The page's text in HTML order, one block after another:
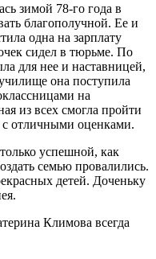
зимой 78-го года в
благополучной. Ее и
одна на зарплату
сидел в тюрьме. По
для нее и наставницей,
она поступила
на
из всех смогла пройти
с отличными оценками.
успешной, как
семью провалились.
детей. Доченьку
Климова всегда